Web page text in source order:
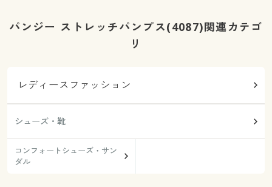
パンジー ストレッチパンプス(4087)関連カテゴ
リ
レディースファッション
シューズ・靴
コンフォートシューズ・サン
ダル